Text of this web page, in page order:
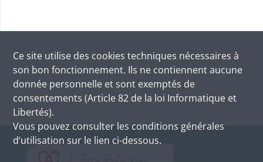
Ce site utilise des cookies techniques nécessaires à
son bon fonctionnement. Ils ne contiennent aucune
donnée personnelle et sont exemptés de
consentements (Article 82 de la loi Informatique et
Libertés).
Vous pouvez consulter les conditions générales
d’utilisation sur le lien ci-dessous.